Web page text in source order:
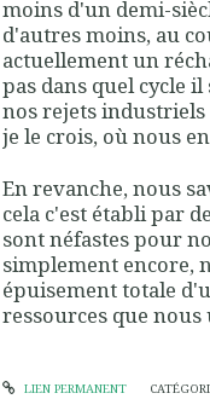
moins d'un demi-
d'autres moins, au
actuellement un
pas dans quel cycle
nos rejets
je le crois, où nous
En revanche, nous
cela c'est établi par
sont néfastes pour
simplement encore,
épuisement totale
ressources que nous
LIEN PERMANENT